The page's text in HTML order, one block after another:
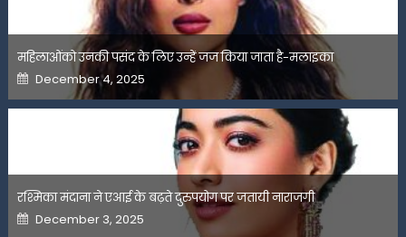
महिलाओंको उनकी पसंद के लिए उन्हें जज किया जाता है-मलाइका
Posted
on
December 4, 2025
रश्मिका मंदाना ने एआई के बढ़ते दुरुपयोग पर जतायी नाराजगी
Posted
on
December 3, 2025